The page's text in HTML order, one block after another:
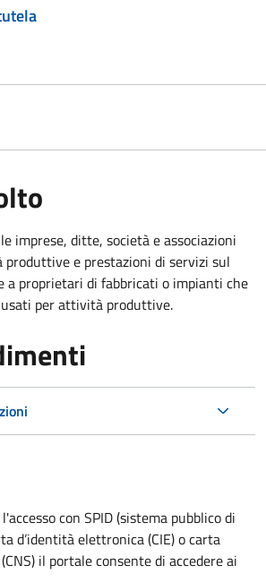
imprese, ditte, società e associazioni
e prestazioni di servizi sul
a proprietari di fabbricati o impianti che
per attività produttive.
con SPID (sistema pubblico di
d’identità elettronica (CIE) o carta
il portale consente di accedere ai